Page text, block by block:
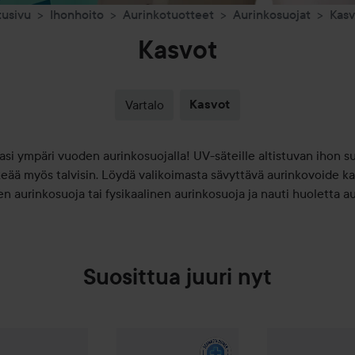
Ihonhoito Aurinkotuotteet Aurinkosuojat
Kasvot
Vartalo Kasvot
ympäri vuoden aurinkosuojalla! UV-säteille altistuvan ihon
myös talvisin. Löydä valikoimasta sävyttävä aurinkovoide
aurinkosuoja tai fysikaalinen aurinkosuoja ja nauti huoletta
Suosittua juuri nyt
50 mlSuositeltu hinta 21,90 €
Daily Tinted Fluid Sunscreen Broad Spectrum SPF 30
Facial Moisturising Lotion SPF50